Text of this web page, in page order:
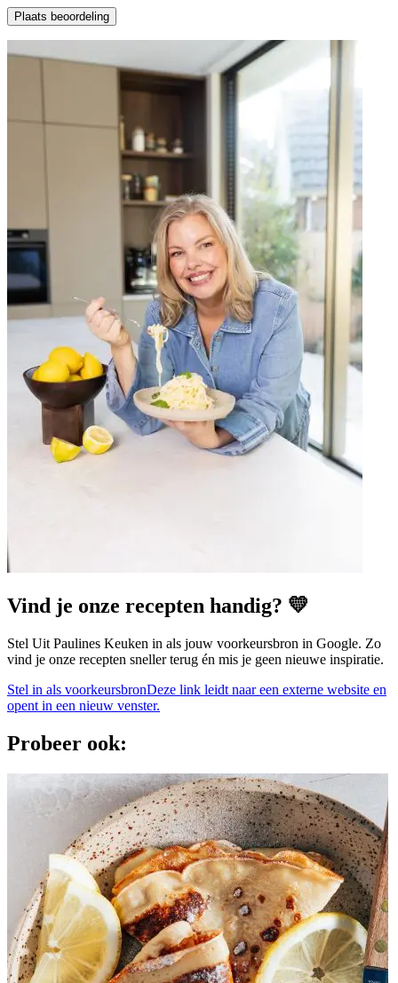
Plaats beoordeling
Vind je onze recepten handig? 💛
Stel Uit Paulines Keuken in als jouw voorkeursbron in Google. Zo
vind je onze recepten sneller terug én mis je geen nieuwe inspiratie.
Stel in als voorkeursbronDeze link leidt naar een externe website en
opent in een nieuw venster.
Probeer ook: